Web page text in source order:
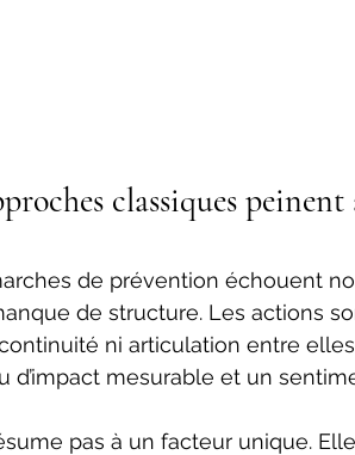
classiques
de prévention échouent
de structure. Les actions
ni articulation entre
d’impact mesurable et un
pas à un facteur unique.